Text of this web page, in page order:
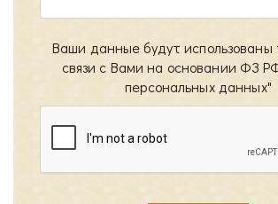
Ваши данные будут использованы
связи с Вами на основании ФЗ
персональных данных"